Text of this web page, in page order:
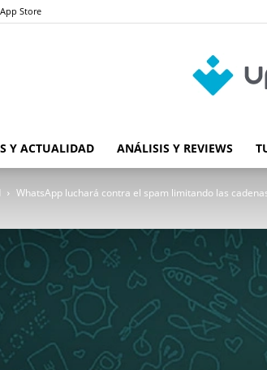
Store
Y ACTUALIDAD ANÁLISIS Y REVIEWS
WhatsApp luchará contra el spam limitando las